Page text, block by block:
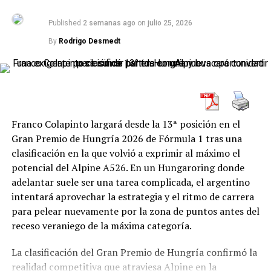
lucha por el título quedó mucho más abierta de cara a la
segunda mitad del calendario.
Principales posiciones del
Tomás Vitar – 183 puntos
Francisco Coltrinari – 173 puntos
Exequiel Bastidas – 167 puntos
Martín Leston – 125 puntos
Santino Balerini – 121 puntos
Datos relevantes del triunfo de
Petracchini
debe trabajar con dos grupos técnicos, interpretar
devoluciones distintas y mantener la concentración
Camaro del Canning Motorsports
La jornada comenzó con los entrenamientos del
Turismo Carretera. Olmedo tuvo su primer día oficial de
trabajo con el Chevrolet Camaro del Canning
Motorsports, iniciando una etapa de conocimiento y
adaptación al nuevo auto.
En el primer entrenamiento terminó en la posición 26.
En la segunda sesión consiguió avanzar hasta el puesto
ambas tandas.
Más allá del resultado, lo más preocupante fue la
diferencia de rendimiento respecto de Racing Bulls, Audi
e incluso Aston Martin, rivales directos que mostraron
una evolución técnica muy superior.
Franco Colapinto nunca encontró
Published 2 semanas ago on julio 25, 2026
By Rodrigo Desmedt
Franco Colapinto largará desde la 13ª posición en el
Gran Premio de Hungría 2026 de Fórmula 1 tras una
clasificación en la que volvió a exprimir al máximo el
potencial del Alpine A526. En un Hungaroring donde
adelantar suele ser una tarea complicada, el argentino
intentará aprovechar la estrategia y el ritmo de carrera
para pelear nuevamente por la zona de puntos antes del
receso veraniego de la máxima categoría.
La clasificación del Gran Premio de Hungría confirmó la
realidad competitiva que atraviesa Alpine en la